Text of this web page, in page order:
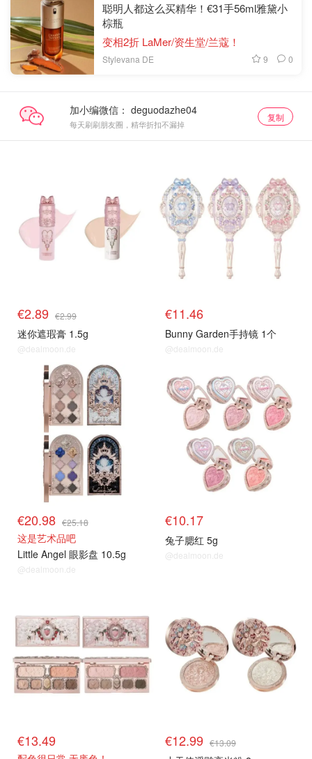
聪明人都这么买精华！€31手56ml雅黛小
棕瓶
变相2折 LaMer/资生堂/兰蔻！
Stylevana DE 9 0
加小编微信：
每天刷刷朋友圈，精华折扣不漏掉
复制
€2.89 €2.99
迷你遮瑕膏 1.5g
@dealmoon.de
€11.46
Bunny Garden手持镜 1个
@dealmoon.de
€20.98 €25.18
这是艺术品吧
Little Angel 眼影盘 10.5g
@dealmoon.de
€10.17
兔子腮红 5g
@dealmoon.de
€13.49 €12.99 €13.09